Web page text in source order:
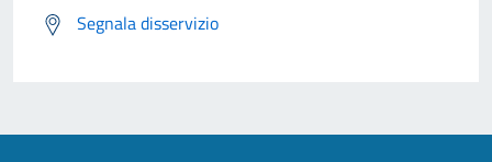
Segnala disservizio